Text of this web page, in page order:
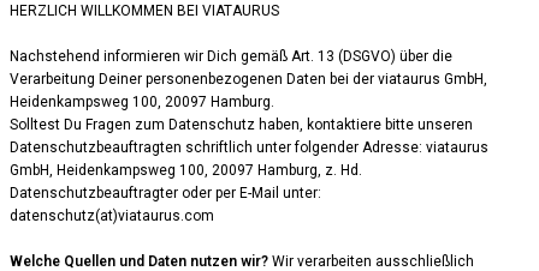
HERZLICH WILLKOMMEN BEI VIATAURUS
Nachstehend informieren wir Dich gemäß Art. 13 (DSGVO) über die
Verarbeitung Deiner personenbezogenen Daten bei der viataurus GmbH,
Heidenkampsweg 100, 20097 Hamburg.
Solltest Du Fragen zum Datenschutz haben, kontaktiere bitte unseren
Datenschutzbeauftragten schriftlich unter folgender Adresse: viataurus
GmbH, Heidenkampsweg 100, 20097 Hamburg, z. Hd.
Datenschutzbeauftragter oder per E-Mail unter:
datenschutz(at)viataurus.com
Welche Quellen und Daten nutzen wir? Wir verarbeiten ausschließlich